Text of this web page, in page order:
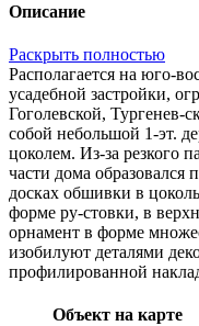
Описание
Раскрыть полностью
Располагается на юго-
усадебной застройки,
Гоголевской, Тургенев-
собой небольшой 1-эт.
цоколем. Из-за резкого
части дома
досках обшивки в
форме ру-стовки, в
орнамент в форме
изобилуют деталями
профилированной
Объект на карте